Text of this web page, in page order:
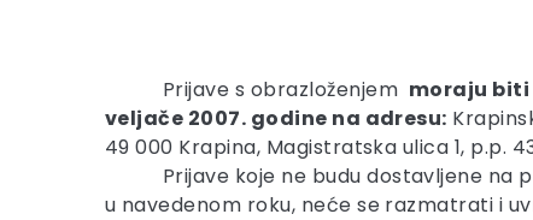
Prijave s obrazloženjem moraju
veljače 2007. godine na adresu:
49 000 Krapina, Magistratska ulica 1, p.p.
Prijave koje ne budu dostavljene na
u navedenom roku, neće se razmatrati i